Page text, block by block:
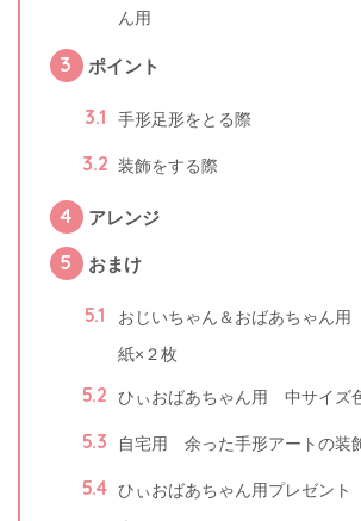
ん用
3 ポイント
3.1 手形足形をとる際
3.2 装飾をする際
4 アレンジ
5 おまけ
5.1
おじいちゃん＆おばあちゃん
紙×２枚
5.2 ひぃおばあちゃん用 中サイズ
5.3 自宅用 余った手形アートの装
5.4 ひぃおばあちゃん用プレゼン